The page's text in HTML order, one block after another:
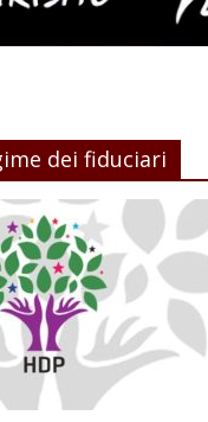
dei fiduciari